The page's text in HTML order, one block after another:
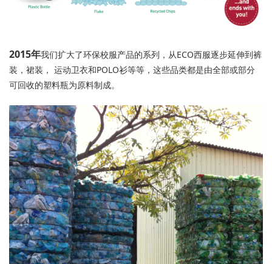
2015年我们扩大了环保校服产品的系列，从ECO西服逐步延伸到裤
装，裙装， 运动卫衣和POLO衫等等，这些品类都是由全部或部分
可回收的塑料瓶为原料制成。